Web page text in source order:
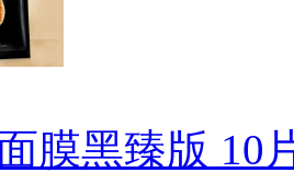
膜黑臻版 10